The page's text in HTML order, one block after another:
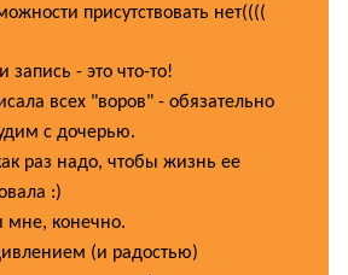
присутствовать нет((((
запись - это что-то!
всех "воров" - обязательно
с дочерью.
раз надо, чтобы жизнь ее
:)
мне, конечно.
(и радостью)